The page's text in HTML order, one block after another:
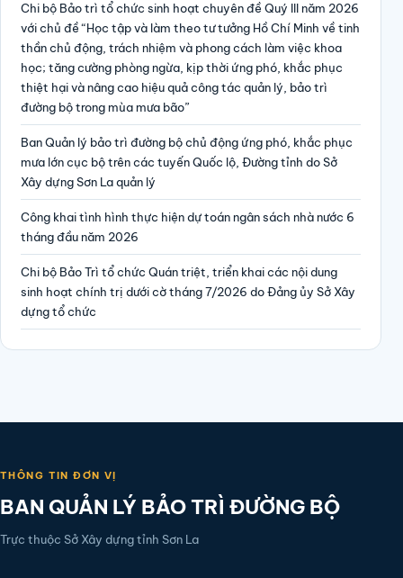
Chi bộ Bảo trì tổ chức sinh hoạt chuyên đề Quý III năm 2026
với chủ đề “Học tập và làm theo tư tưởng Hồ Chí Minh về tinh
thần chủ động, trách nhiệm và phong cách làm việc khoa
học; tăng cường phòng ngừa, kịp thời ứng phó, khắc phục
thiệt hại và nâng cao hiệu quả công tác quản lý, bảo trì
đường bộ trong mùa mưa bão”
Ban Quản lý bảo trì đường bộ chủ động ứng phó, khắc phục
mưa lớn cục bộ trên các tuyến Quốc lộ, Đường tỉnh do Sở
Xây dựng Sơn La quản lý
Công khai tình hình thực hiện dự toán ngân sách nhà nước 6
tháng đầu năm 2026
Chi bộ Bảo Trì tổ chức Quán triệt, triển khai các nội dung
sinh hoạt chính trị dưới cờ tháng 7/2026 do Đảng ủy Sở Xây
dựng tổ chức
THÔNG TIN ĐƠN VỊ
BAN QUẢN LÝ BẢO TRÌ ĐƯỜNG BỘ
Trực thuộc Sở Xây dựng tỉnh Sơn La